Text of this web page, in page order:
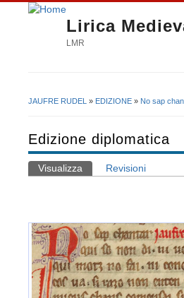
Lirica
LMR
JAUFRE RUDEL » EDIZIONE » No sap
Edizione diplomatica
Schede primarie
Visualizza (scheda attiva)
Revisioni